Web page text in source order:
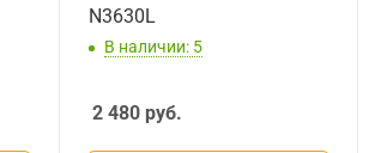
N3630L
В наличии: 5
2 480 руб.